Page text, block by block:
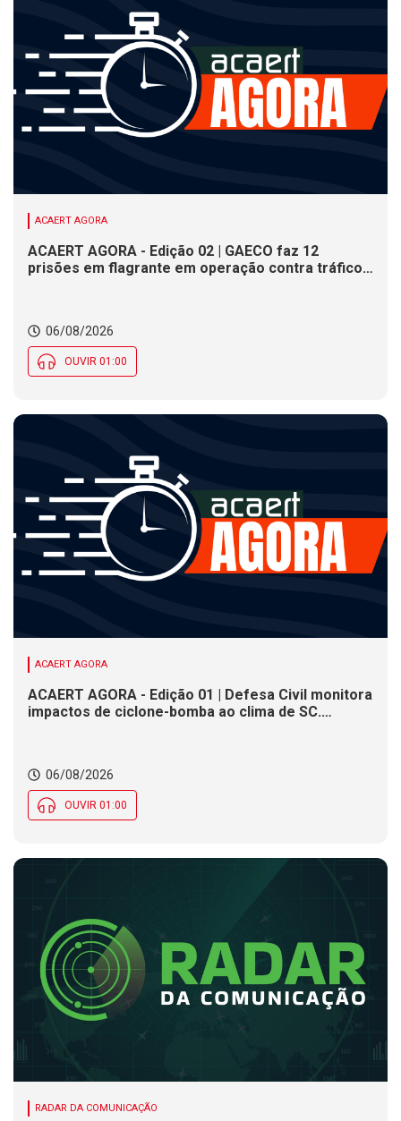
ACAERT AGORA
ACAERT AGORA - Edição 02 | GAECO faz 12
prisões em flagrante em operação contra tráfico
cerâmica em SC
06/08/2026
OUVIR 01:00
ACAERT AGORA
ACAERT AGORA - Edição 01 | Defesa Civil monitora
impactos de ciclone-bomba ao clima de SC.
seletivo nesta quinta (6)
06/08/2026
OUVIR 01:00
RADAR DA COMUNICAÇÃO